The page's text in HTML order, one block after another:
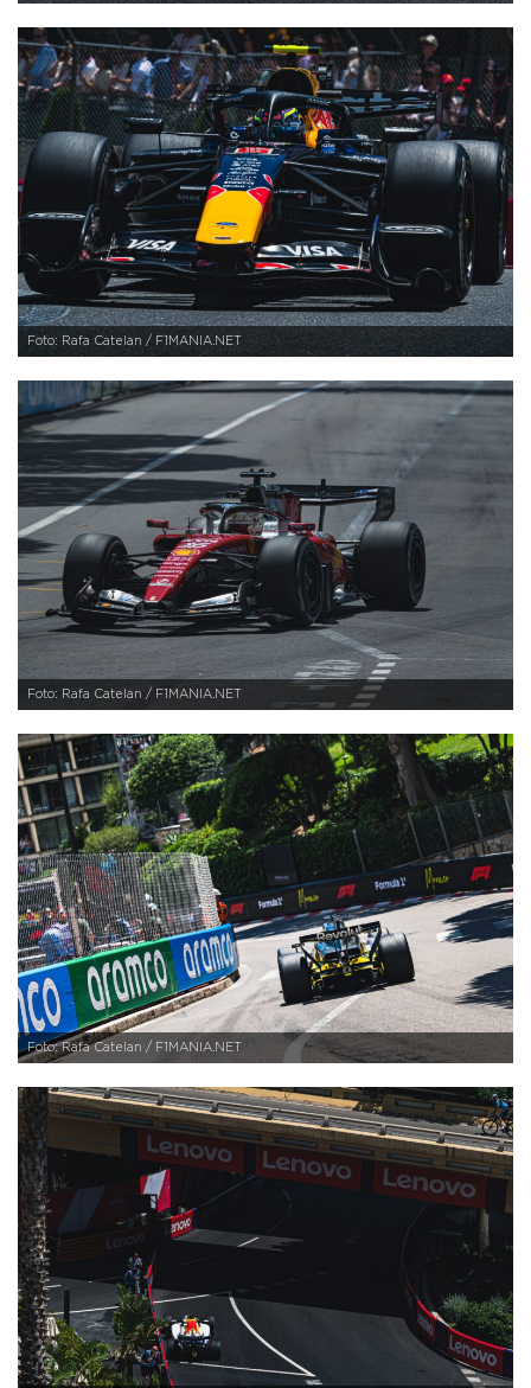
Foto: Rafa Catelan / F1MANIA.NET
Foto: Rafa Catelan / F1MANIA.NET
Foto: Rafa Catelan / F1MANIA.NET